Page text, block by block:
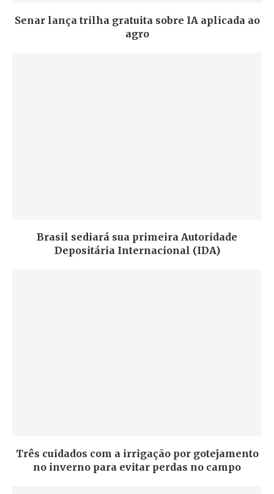
Senar lança trilha gratuita sobre IA aplicada ao
agro
Brasil sediará sua primeira Autoridade
Depositária Internacional (IDA)
Três cuidados com a irrigação por gotejamento
no inverno para evitar perdas no campo